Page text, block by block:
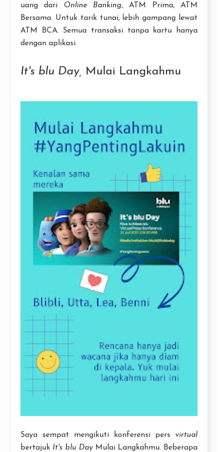
uang dari Online Banking, ATM Prima, ATM
Bersama. Untuk tarik tunai, lebih gampang lewat
ATM BCA. Semua transaksi tanpa kartu hanya
dengan aplikasi.
It's blu Day, Mulai Langkahmu
Saya sempat mengikuti konferensi pers virtual
bertajuk It's blu Day Mulai Langkahmu. Beberapa